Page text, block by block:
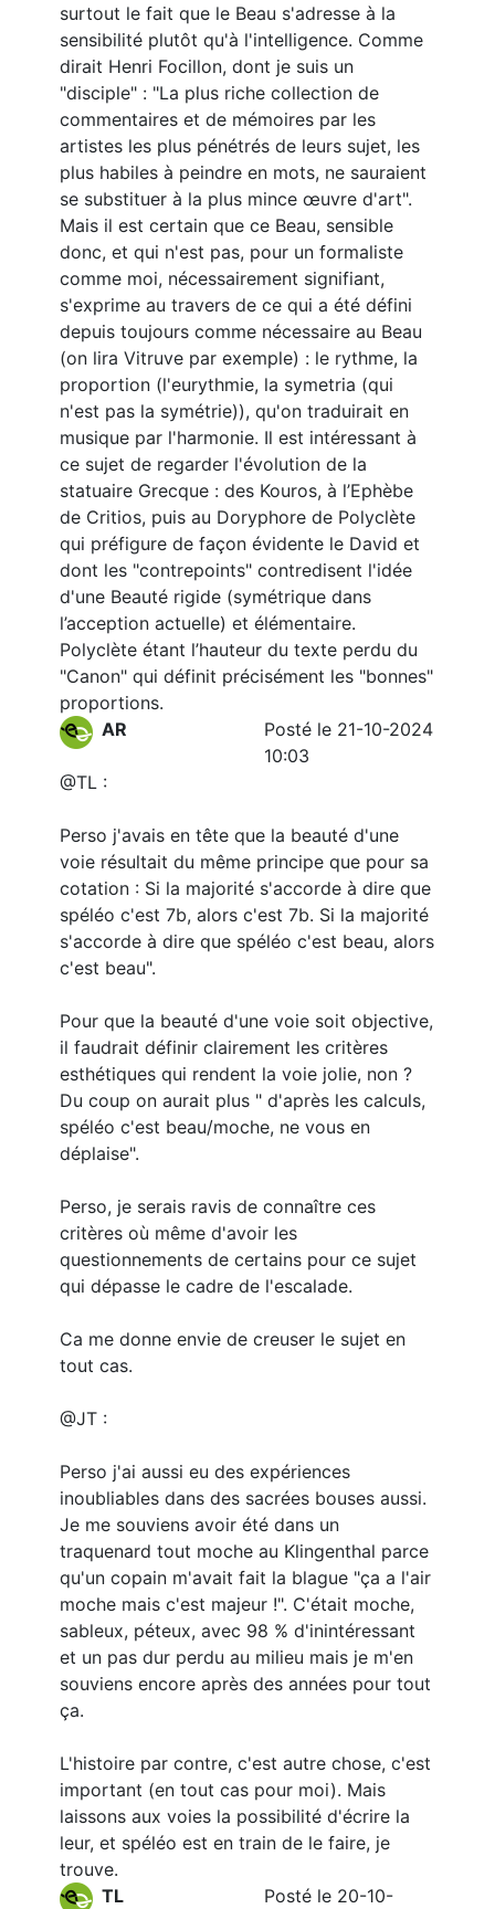
surtout le fait que le Beau s'adresse à la
sensibilité plutôt qu'à l'intelligence. Comme
dirait Henri Focillon, dont je suis un
"disciple" : "La plus riche collection de
commentaires et de mémoires par les
artistes les plus pénétrés de leurs sujet, les
plus habiles à peindre en mots, ne sauraient
se substituer à la plus mince œuvre d'art".
Mais il est certain que ce Beau, sensible
donc, et qui n'est pas, pour un formaliste
comme moi, nécessairement signifiant,
s'exprime au travers de ce qui a été défini
depuis toujours comme nécessaire au Beau
(on lira Vitruve par exemple) : le rythme, la
proportion (l'eurythmie, la symetria (qui
n'est pas la symétrie)), qu'on traduirait en
musique par l'harmonie. Il est intéressant à
ce sujet de regarder l'évolution de la
statuaire Grecque : des Kouros, à l’Ephèbe
de Critios, puis au Doryphore de Polyclète
qui préfigure de façon évidente le David et
dont les "contrepoints" contredisent l'idée
d'une Beauté rigide (symétrique dans
l’acception actuelle) et élémentaire.
Polyclète étant l’hauteur du texte perdu du
"Canon" qui définit précisément les "bonnes"
proportions.
AR
Posté le 21-10-2024
10:03
@TL :
Perso j'avais en tête que la beauté d'une
voie résultait du même principe que pour sa
cotation : Si la majorité s'accorde à dire que
spéléo c'est 7b, alors c'est 7b. Si la majorité
s'accorde à dire que spéléo c'est beau, alors
c'est beau".
Pour que la beauté d'une voie soit objective,
il faudrait définir clairement les critères
esthétiques qui rendent la voie jolie, non ?
Du coup on aurait plus " d'après les calculs,
spéléo c'est beau/moche, ne vous en
déplaise".
Perso, je serais ravis de connaître ces
critères où même d'avoir les
questionnements de certains pour ce sujet
qui dépasse le cadre de l'escalade.
Ca me donne envie de creuser le sujet en
tout cas.
@JT :
Perso j'ai aussi eu des expériences
inoubliables dans des sacrées bouses aussi.
Je me souviens avoir été dans un
traquenard tout moche au Klingenthal parce
qu'un copain m'avait fait la blague "ça a l'air
moche mais c'est majeur !". C'était moche,
sableux, péteux, avec 98 % d'inintéressant
et un pas dur perdu au milieu mais je m'en
souviens encore après des années pour tout
ça.
L'histoire par contre, c'est autre chose, c'est
important (en tout cas pour moi). Mais
laissons aux voies la possibilité d'écrire la
leur, et spéléo est en train de le faire, je
trouve.
TL
Posté le 20-10-